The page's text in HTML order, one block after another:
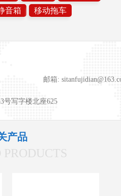
音箱 移动拖车
邮箱:
号写字楼北座625
产品